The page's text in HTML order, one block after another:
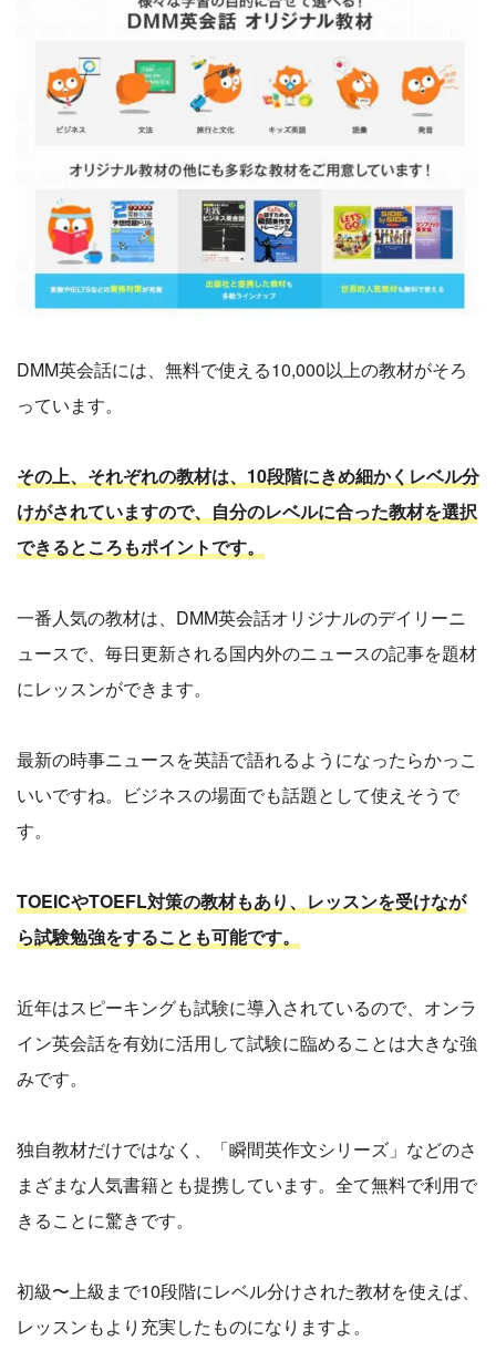
DMM英会話には、無料で使える10,000以上の教材がそろ
っています。
その上、それぞれの教材は、10段階にきめ細かくレベル分
けがされていますので、自分のレベルに合った教材を選択
できるところもポイントです。
一番人気の教材は、DMM英会話オリジナルのデイリーニ
ュースで、毎日更新される国内外のニュースの記事を題材
にレッスンができます。
最新の時事ニュースを英語で語れるようになったらかっこ
いいですね。ビジネスの場面でも話題として使えそうで
す。
TOEICやTOEFL対策の教材もあり、レッスンを受けなが
ら試験勉強をすることも可能です。
近年はスピーキングも試験に導入されているので、オンラ
イン英会話を有効に活用して試験に臨めることは大きな強
みです。
独自教材だけではなく、「瞬間英作文シリーズ」などのさ
まざまな人気書籍とも提携しています。全て無料で利用で
きることに驚きです。
初級〜上級まで10段階にレベル分けされた教材を使えば、
レッスンもより充実したものになりますよ。